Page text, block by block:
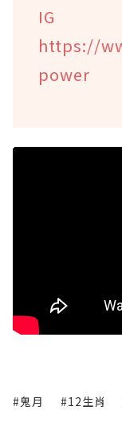
https://
power
#鬼月 #12生肖